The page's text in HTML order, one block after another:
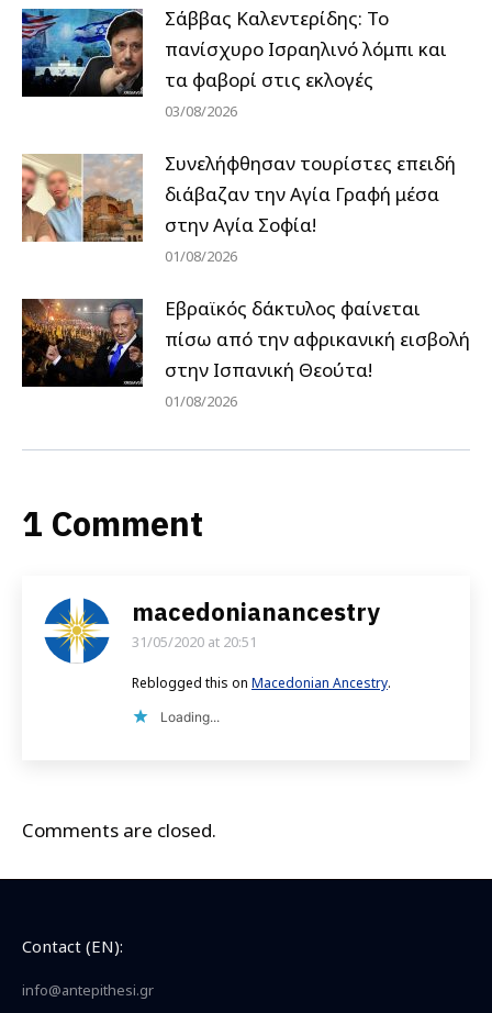
Σάββας Καλεντερίδης: Το
πανίσχυρο Ισραηλινό λόμπι και
τα φαβορί στις εκλογές
03/08/2026
Συνελήφθησαν τουρίστες επειδή
διάβαζαν την Αγία Γραφή μέσα
στην Αγία Σοφία!
01/08/2026
Εβραϊκός δάκτυλος φαίνεται
πίσω από την αφρικανική εισβολή
στην Ισπανική Θεούτα!
01/08/2026
1 Comment
macedonianancestry
says:
31/05/2020 at 20:51
Reblogged this on Macedonian Ancestry.
Loading...
Comments are closed.
Contact (EN):
info@antepithesi.gr